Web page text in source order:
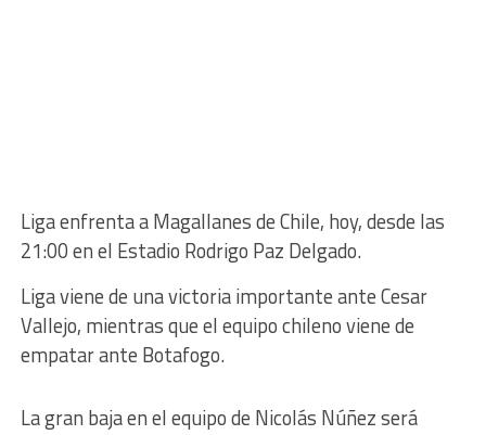
Liga enfrenta a Magallanes de Chile, hoy, desde las
21:00 en el Estadio Rodrigo Paz Delgado.
Liga viene de una victoria importante ante Cesar
Vallejo, mientras que el equipo chileno viene de
empatar ante Botafogo.
La gran baja en el equipo de Nicolás Núñez será